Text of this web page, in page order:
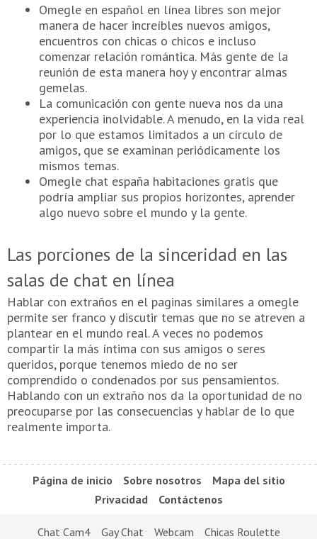
Omegle en español en línea libres son mejor
manera de hacer increíbles nuevos amigos,
encuentros con chicas o chicos e incluso
comenzar relación romántica. Más gente de la
reunión de esta manera hoy y encontrar almas
gemelas.
La comunicación con gente nueva nos da una
experiencia inolvidable. A menudo, en la vida real
por lo que estamos limitados a un círculo de
amigos, que se examinan periódicamente los
mismos temas.
Omegle chat españa habitaciones gratis que
podría ampliar sus propios horizontes, aprender
algo nuevo sobre el mundo y la gente.
Las porciones de la sinceridad en las
salas de chat en línea
Hablar con extraños en el paginas similares a omegle
permite ser franco y discutir temas que no se atreven a
plantear en el mundo real. A veces no podemos
compartir la más íntima con sus amigos o seres
queridos, porque tenemos miedo de no ser
comprendido o condenados por sus pensamientos.
Hablando con un extraño nos da la oportunidad de no
preocuparse por las consecuencias y hablar de lo que
realmente importa.
Página de inicio Sobre nosotros
Mapa del sitio
Privacidad
Contáctenos
Chat Cam4 Gay Chat Webcam Chicas Roulette